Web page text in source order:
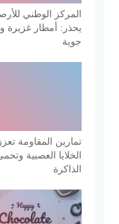
المركز الوطني
يحذر: أمطار غزيرة
جوية
تمارين المقاومة
الخلايا العصبية
الذاكرة